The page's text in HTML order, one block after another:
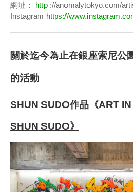
網址： http ://anomalytokyo.com/
Instagram https://
關於迄今為止在銀座索尼公
的活動
SHUN SUDO作品《ART
SHUN SUDO》